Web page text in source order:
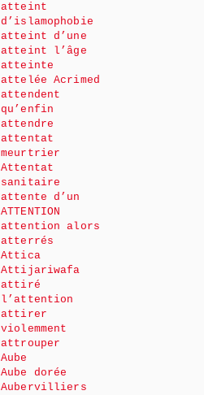
atteint
d’islamophobie
atteint d’une
atteint l’âge
atteinte
attelée Acrimed
attendent
qu’enfin
attendre
attentat
meurtrier
Attentat
sanitaire
attente d’un
ATTENTION
attention alors
atterrés
Attica
Attijariwafa
attiré
l’attention
attirer
violemment
attrouper
Aube
Aube dorée
Aubervilliers